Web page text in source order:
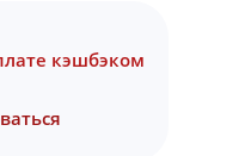
кэшбэком